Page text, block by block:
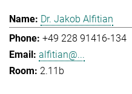
Dr. Jakob Alfitian
+49 228 91416-134
alfitian@...
2.11b